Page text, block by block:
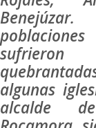
algunas
alcalde